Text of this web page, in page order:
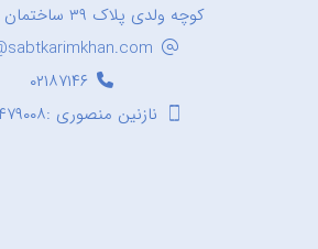
کوچه ولدی پلاک ۳۹ ساختمان کریم خان
۰۲۱۸۷۱۴۶
نازنین منصوری :۰۹۱۲۸۴۷۹۰۰۸